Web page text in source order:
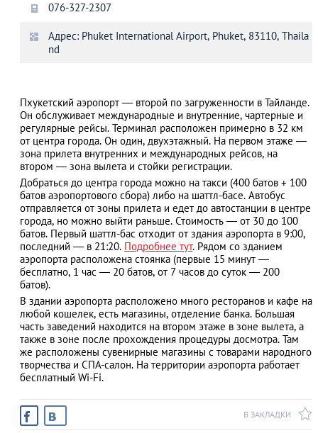
АЗАД
076-327-2307
Адрес: Phuket International Airport, Phuket, 83110, Thaila
nd
Пхукетский аэропорт — второй по загруженности в Тайланде.
Он обслуживает международные и внутренние, чартерные и
регулярные рейсы. Терминал расположен примерно в 32 км
от центра города. Он один, двухэтажный. На первом этаже —
зона прилета внутренних и международных рейсов, на
втором — зона вылета и стойки регистрации.
Добраться до центра города можно на такси (400 батов + 100
батов аэропортового сбора) либо на шаттл-басе. Автобус
отправляется от зоны прилета и едет до автостанции в центре
города, но можно выйти раньше. Стоимость — от 30 до 100
батов. Первый шаттл-бас отходит от здания аэропорта в 9:00,
последний — в 21:20. Подробнее тут. Рядом со зданием
аэропорта расположена стоянка (первые 15 минут —
бесплатно, 1 час — 20 батов, от 7 часов до суток — 200
батов).
В здании аэропорта расположено много ресторанов и кафе на
любой кошелек, есть магазины, отделение банка. Большая
часть заведений находится на втором этаже в зоне вылета, а
также в зоне после прохождения процедуры досмотра. Там
же расположены сувенирные магазины с товарами народного
творчества и СПА-салон. На территории аэропорта работает
бесплатный Wi-Fi.
В ЗАКЛАДКИ